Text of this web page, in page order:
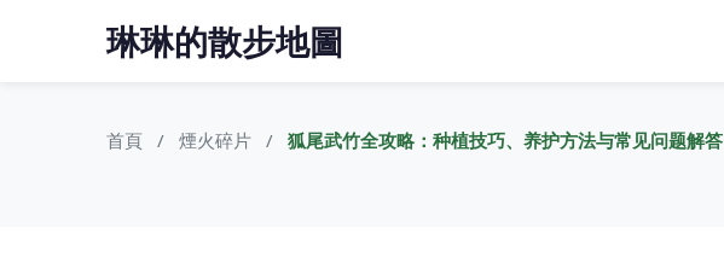
琳琳的散步地圖
首頁 煙火碎片 狐尾武竹全攻略：种植技巧、养护方法与常见问题解答